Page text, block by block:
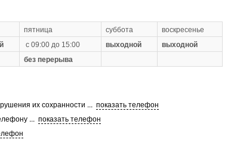
пятница суббота
воскресенье
с 09:00 до 15:00 выходной
выходной
без перерыва
их сохранности ... показать телефон
... показать телефон